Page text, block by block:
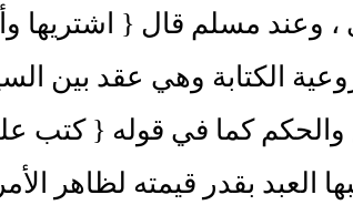
وعند مسلم قال { اشتريها
الكتابة وهي عقد بين
كما في قوله { كتب
العبد بقدر قيمته لظاهر